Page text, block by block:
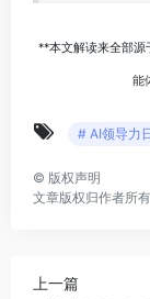
**本文解读来全部源
能
# AI领导力
© 版权声明
文章版权归作者所
上一篇